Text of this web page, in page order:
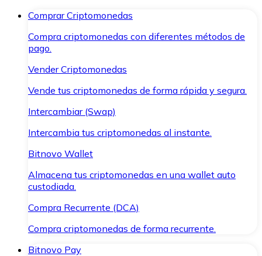
Comprar Criptomonedas
Compra criptomonedas con diferentes métodos de
pago.
Vender Criptomonedas
Vende tus criptomonedas de forma rápida y segura.
Intercambiar (Swap)
Intercambia tus criptomonedas al instante.
Bitnovo Wallet
Almacena tus criptomonedas en una wallet auto
custodiada.
Compra Recurrente (DCA)
Compra criptomonedas de forma recurrente.
Bitnovo Pay